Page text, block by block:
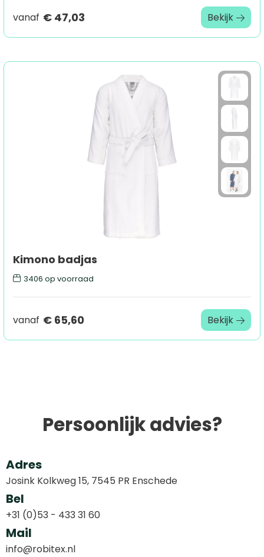
vanaf € 47,03 Bekijk
Kimono badjas
3406 op voorraad
vanaf € 65,60 Bekijk
Persoonlijk advies?
Adres
Josink Kolkweg 15, 7545 PR Enschede
Bel
+31 (0)53 - 433 31 60
Mail
info@robitex.nl